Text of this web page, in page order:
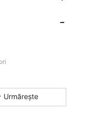
Urmărește